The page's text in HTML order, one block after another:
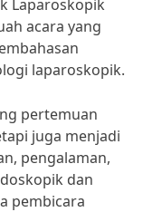
Laparoskopik
acara yang
laparoskopik.
pertemuan
juga menjadi
pengalaman,
dan
pembicara